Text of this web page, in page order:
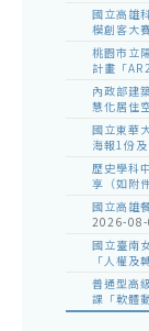
國立高雄
模創客大
桃園市立
計畫「
內政部建
慧化居住
國立東華
海報1份
歷史學科
享（如附件
國立高雄
2026-
國立臺南
「人權
普通型高
課「軟體